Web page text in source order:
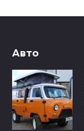
Авто